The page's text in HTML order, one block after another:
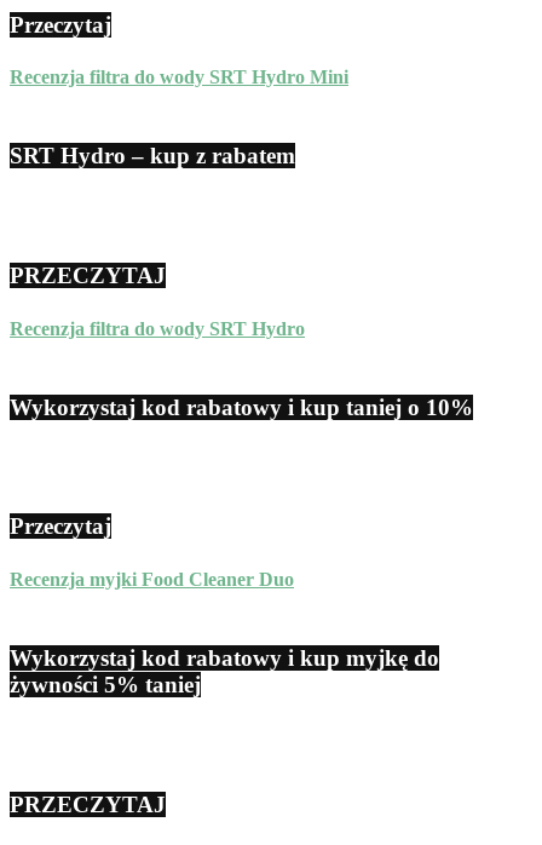
Przeczytaj
Recenzja filtra do wody SRT Hydro Mini
SRT Hydro – kup z rabatem
PRZECZYTAJ
Recenzja filtra do wody SRT Hydro
Wykorzystaj kod rabatowy i kup taniej o 10%
Przeczytaj
Recenzja myjki Food Cleaner Duo
Wykorzystaj kod rabatowy i kup myjkę do
żywności 5% taniej
PRZECZYTAJ